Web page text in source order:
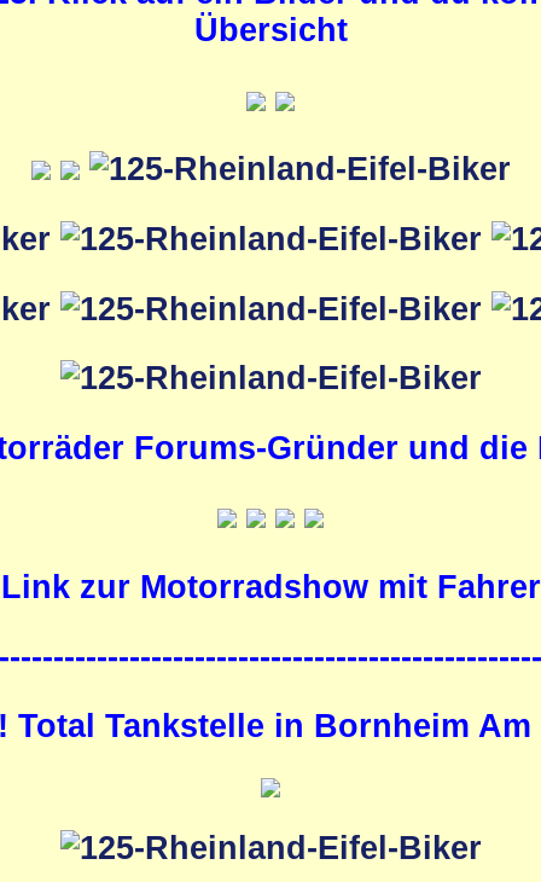
Übersicht
Forums-Gründer und die
Link zur Motorradshow mit Fahrer
Total Tankstelle in Bornheim Am